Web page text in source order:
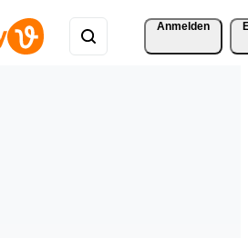
Anmelden